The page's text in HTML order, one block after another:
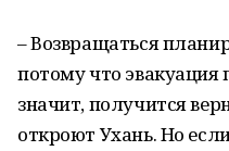
– Возвращаться
потому что эвакуация
значит, получится
откроют Ухань. Но